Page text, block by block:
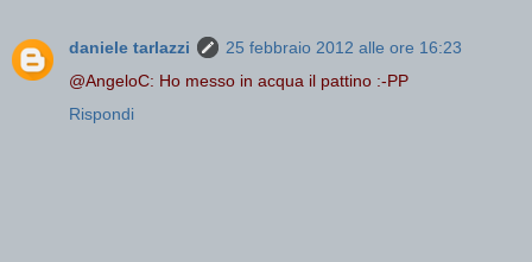
daniele tarlazzi
25 febbraio 2012 alle ore 16:23
@AngeloC: Ho messo in acqua il pattino :-PP
Rispondi